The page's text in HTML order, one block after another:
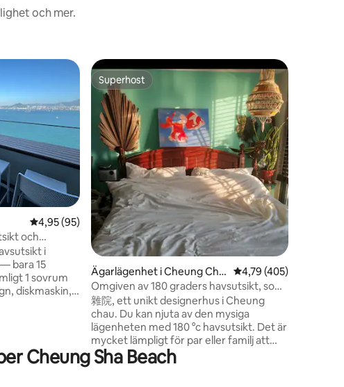
och mer.
4,95 av 5 i genomsnittligt betyg, 95 omdömen
4,95 (95)
och
i
bara 15
1 sovrum
diskmaskin,
till MTR,
Superhost
Superhost
Ägarlägenhet i Cheung Cha
u
4,79 av 5 i
4,79 (405)
Omgiven av 180 graders havsutsikt, som
en designers hem där tiden går
baklänges, Hong Kong Yun Haoying An
Junhao och många andra kända sångare
spelar in MV och skivomslag
雜院, ett unikt designerhus i Cheung
chau. Du kan njuta av den mysiga
lägenheten med 180 °c havsutsikt. Det är
mycket lämpligt för par eller familj att
njuta av sin minnesvärda semester.
Dessutom kan du njuta av ett
Cheung Sha Beach